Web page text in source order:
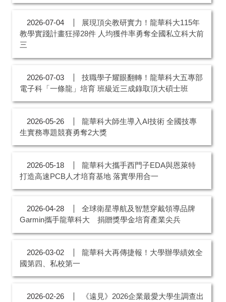
2026-07-04
展現頂尖教研實力！龍華科大115年
教學實踐計畫狂掃28件 人均獲件率勇奪全國私立科大前
三
2026-07-03
技職學子耀眼翻轉！龍華科大五專部
電子科「一條龍」培育 班級近三成錄取頂大碩士班
2026-05-26
龍華科大師生導入AI技術 全國技專
生實務專題競賽勇奪2大獎
2026-05-18
龍華科大攜手西門子EDA與恩萊特
打造高速PCB人才培育基地 落實學用合一
2026-04-28
全球衛星導航及智慧穿戴領導品牌
Garmin攜手龍華科大 捐贈獎學金培育產業尖兵
2026-03-02
龍華科大再傳捷報！大學辦學績效全
國第四、私校第一
2026-02-26
《遠見》2026企業最愛大學生調查出